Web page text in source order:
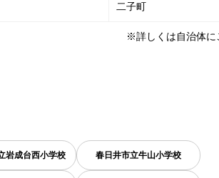
二子町
※詳しくは自治体に
岩成台西小学校 春日井市立牛山小学校